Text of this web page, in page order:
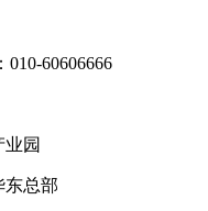
60606666
园
东总部